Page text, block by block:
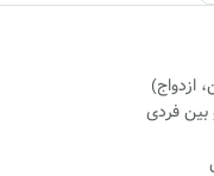
ازدواج)
بین فردی